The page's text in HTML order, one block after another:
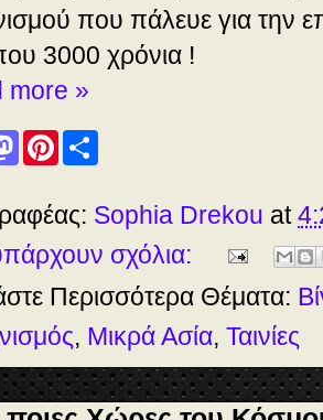
που πάλευε για την
3000 χρόνια !
more »
M
a
o
d
o
n
P
e
r
e
s
e
Sophia Drekou at
σχόλια:
Περισσότερα Θέματα:
, Μικρά Ασία, Ταινίες